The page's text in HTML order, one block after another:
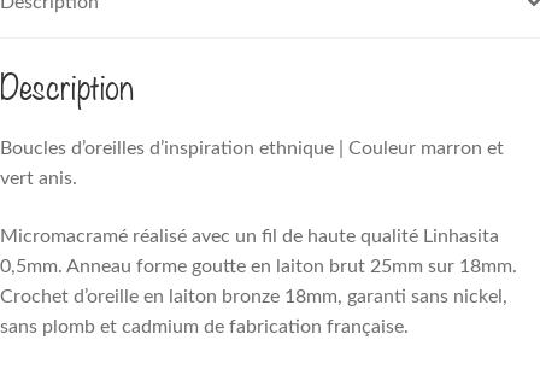
Description
Boucles d’oreilles d’inspiration ethnique | Couleur marron et
vert anis.
Micromacramé réalisé avec un fil de haute qualité Linhasita
0,5mm. Anneau forme goutte en laiton brut 25mm sur 18mm.
Crochet d’oreille en laiton bronze 18mm, garanti sans nickel,
sans plomb et cadmium de fabrication française.